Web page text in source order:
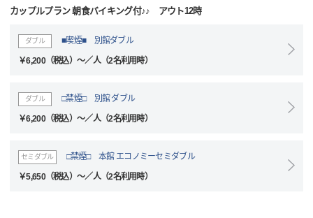
カップルプラン 朝食バイキング付♪♪ アウト12時
ダブル ■喫煙■ 別館ダブル
￥6,200（税込）～／人（2名利用時）
ダブル □禁煙□ 別館 ダブル
￥6,200（税込）～／人（2名利用時）
セミダブル □禁煙□ 本館 エコノミーセミダブル
￥5,650（税込）～／人（2名利用時）